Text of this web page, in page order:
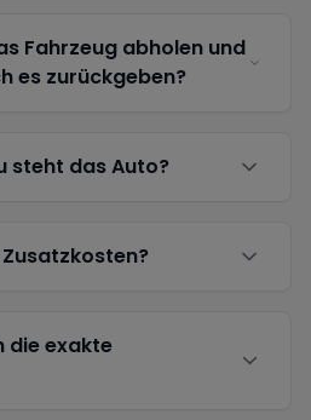
Fahrzeug abholen und
es zurückgeben?
steht das Auto?
die exakte